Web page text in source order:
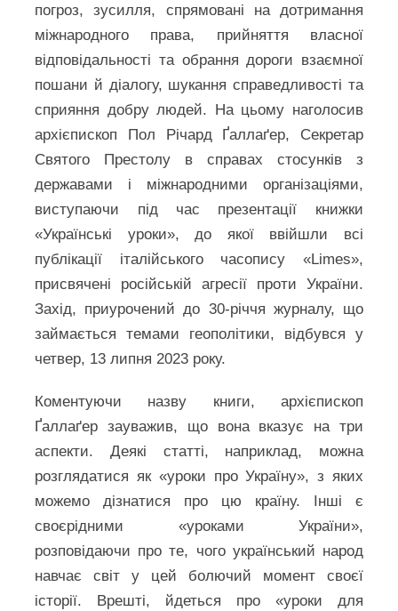
погроз, зусилля, спрямовані на дотримання
міжнародного права, прийняття власної
відповідальності та обрання дороги взаємної
пошани й діалогу, шукання справедливості та
сприяння добру людей. На цьому наголосив
архієпископ Пол Річард Ґаллаґер, Секретар
Святого Престолу в справах стосунків з
державами і міжнародними організаціями,
виступаючи під час презентації книжки
«Українські уроки», до якої ввійшли всі
публікації італійського часопису «Limes»,
присвячені російській агресії проти України.
Захід, приурочений до 30-річчя журналу, що
займається темами геополітики, відбувся у
четвер, 13 липня 2023 року.
Коментуючи назву книги, архієпископ
Ґаллаґер зауважив, що вона вказує на три
аспекти. Деякі статті, наприклад, можна
розглядатися як «уроки про Україну», з яких
можемо дізнатися про цю країну. Інші є
своєрідними «уроками України»,
розповідаючи про те, чого український народ
навчає світ у цей болючий момент своєї
історії. Врешті, йдеться про «уроки для